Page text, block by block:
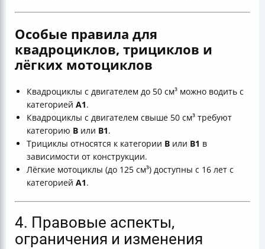
Особые правила для
квадроциклов, трициклов и
лёгких мотоциклов
Квадроциклы с двигателем до 50 см³ можно водить с
категорией А1.
Квадроциклы с двигателем свыше 50 см³ требуют
категорию В или В1.
Трициклы относятся к категории В или В1 в
зависимости от конструкции.
Лёгкие мотоциклы (до 125 см³) доступны с 16 лет с
категорией А1.
4. Правовые аспекты,
ограничения и изменения